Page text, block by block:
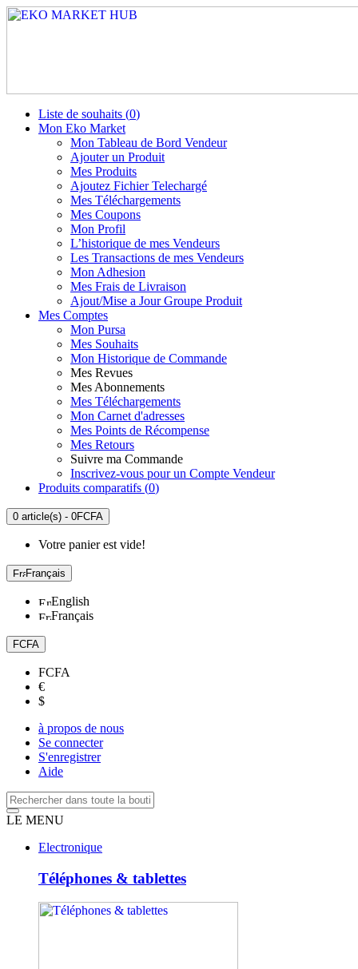
Liste de souhaits (0)
Mon Eko Market
Mon Tableau de Bord Vendeur
Ajouter un Produit
Mes Produits
Ajoutez Fichier Telechargé
Mes Téléchargements
Mes Coupons
Mon Profil
L’historique de mes Vendeurs
Les Transactions de mes Vendeurs
Mon Adhesion
Mes Frais de Livraison
Ajout/Mise a Jour Groupe Produit
Mes Comptes
Mon Pursa
Mes Souhaits
Mon Historique de Commande
Mes Revues
Mes Abonnements
Mes Téléchargements
Mon Carnet d'adresses
Mes Points de Récompense
Mes Retours
Suivre ma Commande
Inscrivez-vous pour un Compte Vendeur
Produits comparatifs (0)
0 article(s) - 0FCFA
Votre panier est vide!
Français
English
Français
FCFA
FCFA
€
$
à propos de nous
Se connecter
S'enregistrer
Aide
LE MENU
Electronique
Téléphones & tablettes